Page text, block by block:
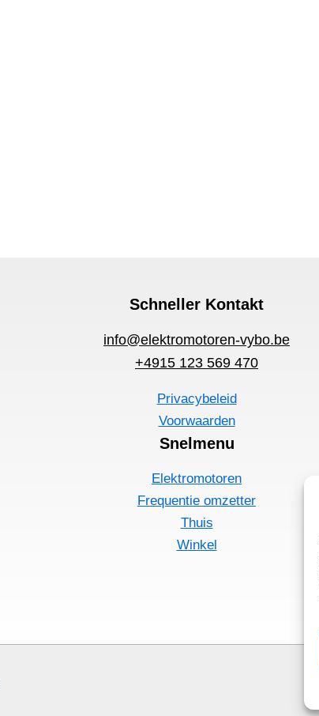
Schneller Kontakt
info@elektromotoren-vybo.be
+4915 123 569 470
Privacybeleid
Voorwaarden
Snelmenu
Elektromotoren
Frequentie omzetter
Thuis
Winkel